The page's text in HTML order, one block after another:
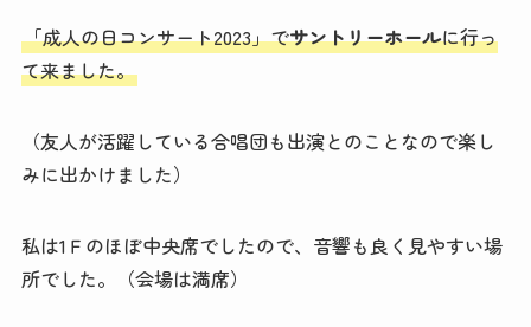
「成人の日コンサート2023」でサントリーホールに行っ
て来ました。
（友人が活躍している合唱団も出演とのことなので楽し
みに出かけました）
私は1Ｆのほぼ中央席でしたので、音響も良く見やすい場
所でした。（会場は満席）